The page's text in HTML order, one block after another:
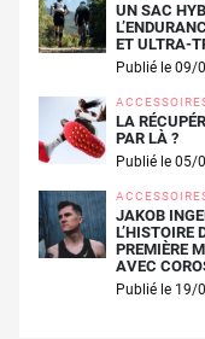
UN SAC
ET ULTRA-
Publié le 09/
LA
PAR LÀ ?
Publié le 05/
JAKOB
L’HISTOIRE
PREMIÈRE
AVEC
Publié le 19/